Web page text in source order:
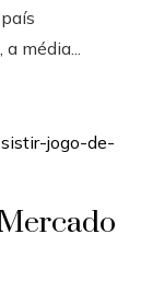
média...